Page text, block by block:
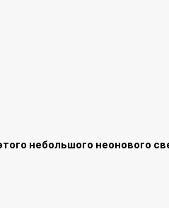
небольшого неонового